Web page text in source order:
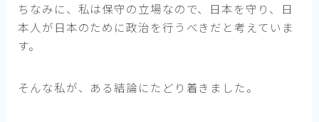
ちなみに、私は保守の立場なので、日本を守り、日
本人が日本のために政治を行うべきだと考えていま
す。
そんな私が、ある結論にたどり着きました。